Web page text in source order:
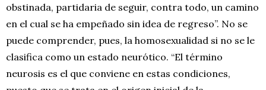
obstinada, partidaria de seguir, contra todo, un camino
en el cual se ha empeñado sin idea de regreso”. No se
puede comprender, pues, la homosexualidad si no se le
clasifica como un estado neurótico. “El término
neurosis es el que conviene en estas condiciones,